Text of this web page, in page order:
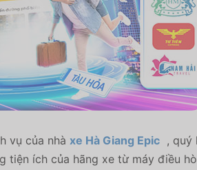
vụ của nhà xe Hà Giang Epic , quý
ích của hãng xe từ máy điều